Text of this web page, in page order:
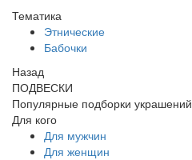
Тематика
Этнические
Бабочки
Назад
ПОДВЕСКИ
Популярные подборки украшений
Для кого
Для мужчин
Для женщин